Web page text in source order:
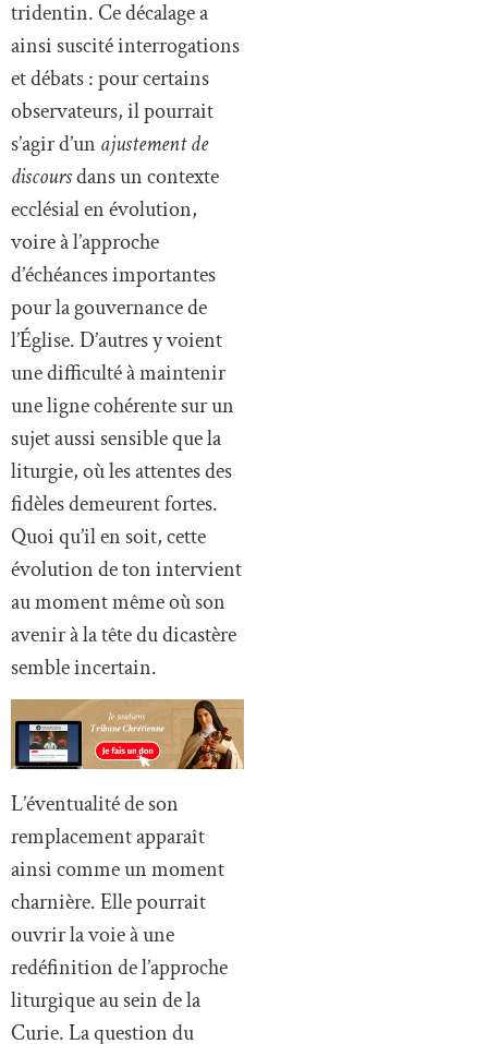
tridentin. Ce décalage a
ainsi suscité interrogations
et débats : pour certains
observateurs, il pourrait
s’agir d’un ajustement de
discoursdans un contexte
ecclésial en évolution,
voire à l’approche
d’échéances importantes
pour la gouvernance de
l’Église. D’autres y voient
une difficulté à maintenir
une ligne cohérente sur un
sujet aussi sensible que la
liturgie, où les attentes des
fidèles demeurent fortes.
Quoi qu’il en soit, cette
évolution de ton intervient
au moment même où son
avenir à la tête du dicastère
semble incertain.
L’éventualité de son
remplacement apparaît
ainsi comme un moment
charnière. Elle pourrait
ouvrir la voie à une
redéfinition de l’approche
liturgique au sein de la
Curie. La question du